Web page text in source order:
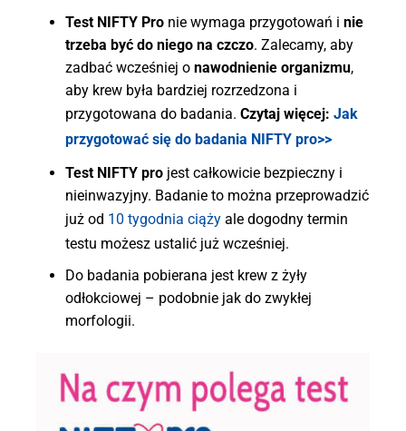
Test NIFTY Pro nie wymaga przygotowań i nie
trzeba być do niego na czczo. Zalecamy, aby
zadbać wcześniej o nawodnienie organizmu,
aby krew była bardziej rozrzedzona i
przygotowana do badania. Czytaj więcej: Jak
przygotować się do badania NIFTY pro>>
Test NIFTY pro jest całkowicie bezpieczny i
nieinwazyjny. Badanie to można przeprowadzić
już od 10 tygodnia ciąży ale dogodny termin
testu możesz ustalić już wcześniej.
Do badania pobierana jest krew z żyły
odłokciowej – podobnie jak do zwykłej
morfologii.